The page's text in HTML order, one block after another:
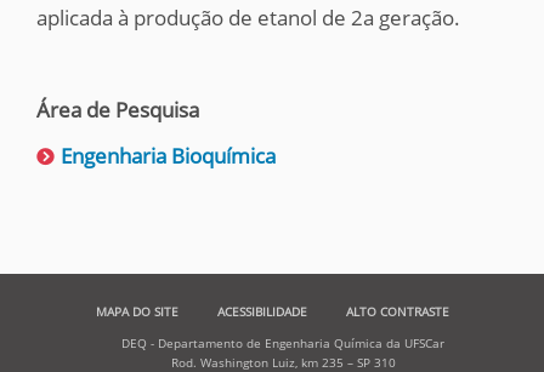
aplicada à produção de etanol de 2a geração.
Área de Pesquisa
Engenharia Bioquímica
MAPA DO SITE ACESSIBILIDADE
ALTO CONTRASTE
DEQ - Departamento de Engenharia Química da UFSCar
Rod. Washington Luiz, km 235 – SP 310